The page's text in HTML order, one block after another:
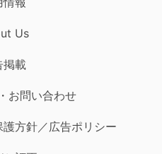
Us
掲載
お問い合わせ
方針／広告ポリシー